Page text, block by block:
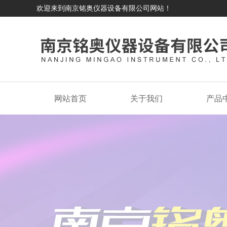
欢迎来到南京铭奥仪器设备有限公司网站！
网站首页 关于我们 产品